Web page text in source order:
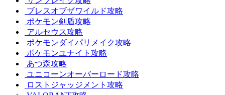
ブレスオブザワイルド攻略
ポケモン剣盾攻略
アルセウス攻略
ポケモンダイパリメイク攻略
ポケモンユナイト攻略
あつ森攻略
ユニコーンオーバーロード攻略
ロストジャッジメント攻略